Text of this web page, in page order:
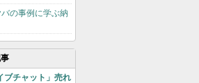
の事例に学ぶ納
ブチャット」売れ